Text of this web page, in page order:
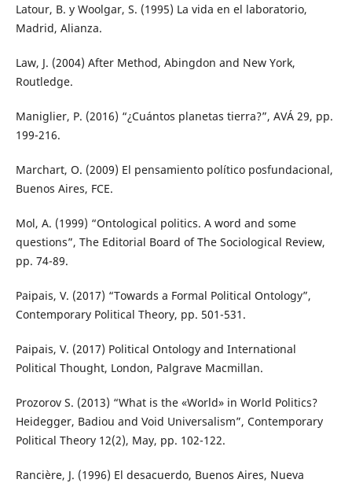
Latour, B. y Woolgar, S. (1995) La vida en el laboratorio,
Madrid, Alianza.
Law, J. (2004) After Method, Abingdon and New York,
Routledge.
Maniglier, P. (2016) “¿Cuántos planetas tierra?”, AVÁ 29, pp.
199-216.
Marchart, O. (2009) El pensamiento político posfundacional,
Buenos Aires, FCE.
Mol, A. (1999) “Ontological politics. A word and some
questions”, The Editorial Board of The Sociological Review,
pp. 74-89.
Paipais, V. (2017) “Towards a Formal Political Ontology”,
Contemporary Political Theory, pp. 501-531.
Paipais, V. (2017) Political Ontology and International
Political Thought, London, Palgrave Macmillan.
Prozorov S. (2013) “What is the «World» in World Politics?
Heidegger, Badiou and Void Universalism”, Contemporary
Political Theory 12(2), May, pp. 102-122.
Rancière, J. (1996) El desacuerdo, Buenos Aires, Nueva